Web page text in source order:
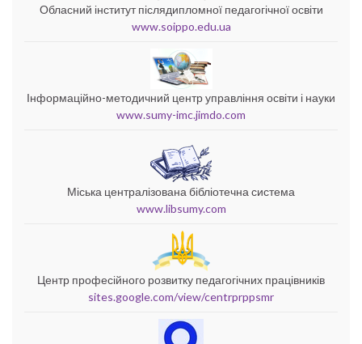
Обласний інститут післядипломної педагогічної освіти
www.soippo.edu.ua
Інформаційно-методичний центр управління освіти і науки
www.sumy-imc.jimdo.com
Міська централізована бібліотечна система
www.libsumy.com
Центр професійного розвитку педагогічних працівників
sites.google.com/view/centrprppsmr